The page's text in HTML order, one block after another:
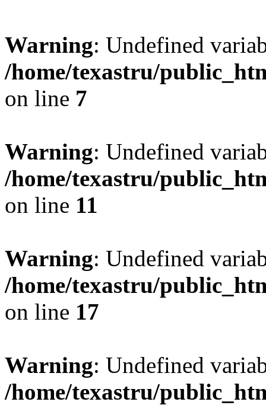
Warning: Undefined
/home/texastru/
on line 7
Warning: Undefined
/home/texastru/
on line 11
Warning: Undefined
/home/texastru/
on line 17
Warning: Undefined
/home/texastru/